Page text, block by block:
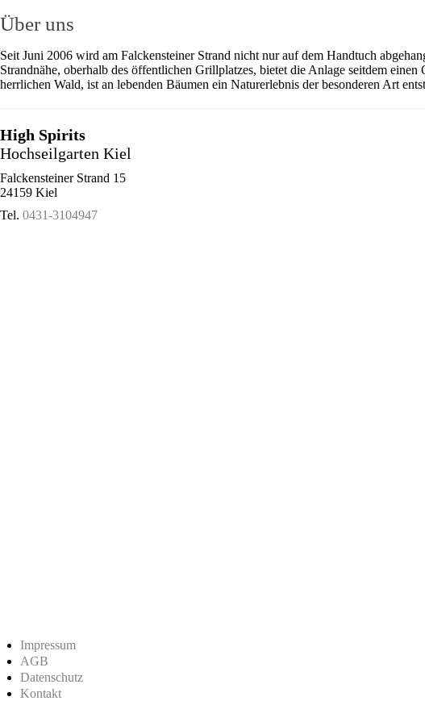
Über uns
Seit Juni 2006 wird am Falckensteiner Strand nicht nur auf dem Handtuch
Strandnähe, oberhalb des öffentlichen Grillplatzes, bietet die Anlage seitdem
herrlichen Wald, ist an lebenden Bäumen ein Naturerlebnis der besonderen Art
High Spirits
Hochseilgarten Kiel
Falckensteiner Strand 15
24159 Kiel
Tel. 0431-3104947
Impressum
AGB
Datenschutz
Kontakt